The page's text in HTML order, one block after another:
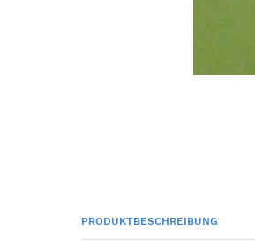
PRODUKTBESCHREIBUNG